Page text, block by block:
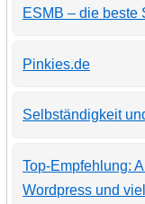
ESMB – die beste
Pinkies.de
Selbständigkeit
Top-Empfehlung:
Wordpress und